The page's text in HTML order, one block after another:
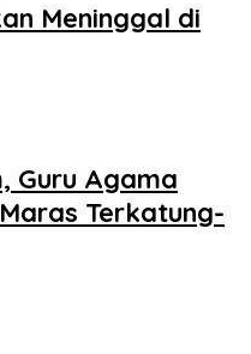
Meninggal di
Guru Agama
Terkatung-